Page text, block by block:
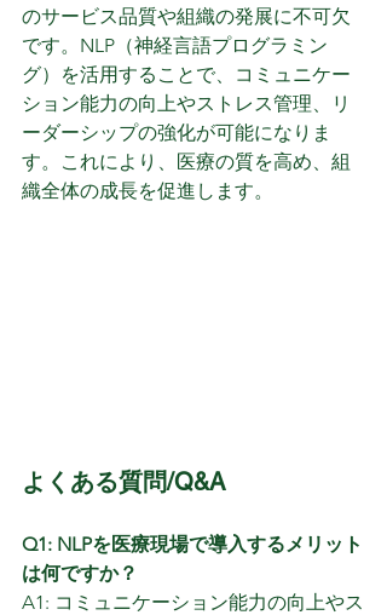
のサービス品質や組織の発展に不可欠
です。NLP（神経言語プログラミン
グ）を活用することで、コミュニケー
ション能力の向上やストレス管理、リ
ーダーシップの強化が可能になりま
す。これにより、医療の質を高め、組
織全体の成長を促進します。
よくある質問/Q&A
Q1: NLPを医療現場で導入するメリット
は何ですか？
A1: コミュニケーション能力の向上やス